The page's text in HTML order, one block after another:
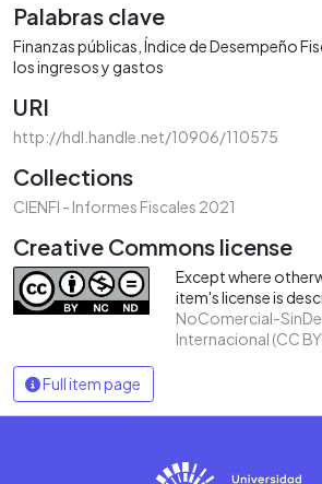
Palabras clave
Finanzas públicas Índice de Desempeño
los ingresos y gastos
URI
http://hdl.handle.net/10906/110575
Collections
CIENFI - Informes Fiscales 2021
Creative Commons license
Except where
item's license is
NoComercial-
Internacional (CC
Full item page